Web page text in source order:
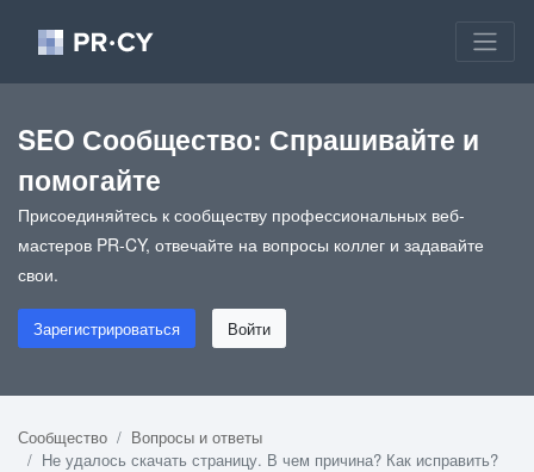
SEO Сообщество: Спрашивайте и
помогайте
Присоединяйтесь к сообществу профессиональных веб-
мастеров PR-CY, отвечайте на вопросы коллег и задавайте
свои.
Зарегистрироваться Войти
Сообщество
Вопросы и ответы
Не удалось скачать страницу. В чем причина? Как исправить?